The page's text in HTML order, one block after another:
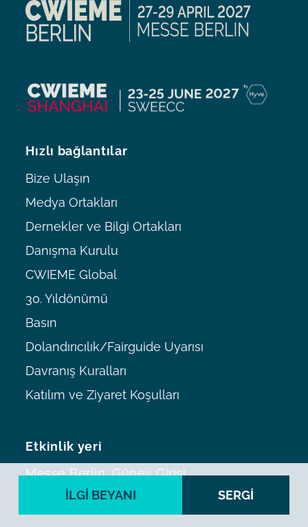
Etkinlik yeri
Messe Berlin, Güney Girişi,
Messedamm 22, D-14055 Berlin,
Hızlı bağlantılar
Bize Ulaşın
Medya Ortakları
Dernekler ve Bilgi Ortakları
Danışma Kurulu
CWIEME Global
30. Yıldönümü
Basın
Dolandırıcılık/Fairguide Uyarısı
Davranış Kuralları
Katılım ve Ziyaret Koşulları
İLGI BEYANI SERGİ